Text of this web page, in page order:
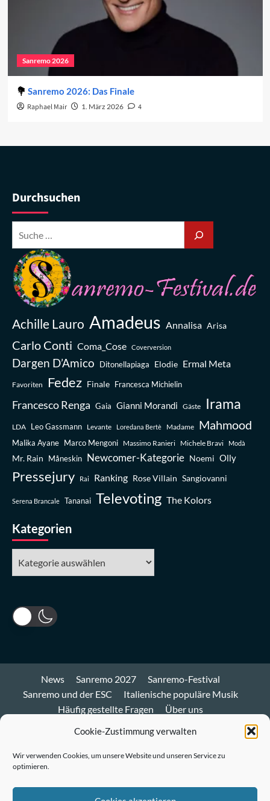
Cookie-Zustimmung verwalten
Wir verwenden Cookies, um unsere Website und unseren Service zu
optimieren.
Sanremo 2026
Sanremo 2026: Das Finale
Raphael Mair 1. März 2026 4
Durchsuchen
Achille Lauro Amadeus Annalisa Arisa
Carlo Conti Coma_Cose Coverversion
Dargen D’Amico Ditonellapiaga Elodie Ermal Meta
Favoriten Fedez Finale Francesca Michielin
Francesco Renga Gaia Gianni Morandi Gäste Irama
LDA Leo Gassmann Levante Loredana Bertè Madame Mahmood
Malika Ayane Marco Mengoni Massimo Ranieri Michele Bravi Modà
Mr. Rain Måneskin Newcomer-Kategorie Noemi Olly
Pressejury Rai Ranking Rose Villain Sangiovanni
Serena Brancale Tananai Televoting The Kolors
Kategorien
News Sanremo 2027
Sanremo-Festival
Sanremo und der ESC
Italienische populäre Musik
Häufig gestellte Fragen
Über uns
Mastodon
Twitter